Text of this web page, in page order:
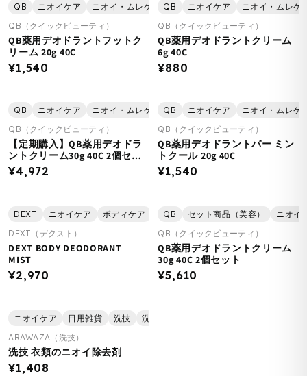
QB ニオイケア ニオイ・ムレケア フットケア
美容
QB（クイックビューティ）
QB薬用デオドラントフットク
リーム 20g 40C
¥1,540
QB ニオイケア
ニオイ・ムレケ
QB（クイックビューティ）
QB薬用デオドラントクリーム
6g 40C
¥880
QB ニオイケア ニオイ・ムレケア フットケア ボディケア
定期
QB（クイックビューティ）
【定期購入】QB薬用デオドラ
ントクリーム30g 40C 2個セッ
ト
¥4,972
QB ニオイケア
ニオイ・ムレケ
QB（クイックビューティ）
QB薬用デオドラントバー ミン
トクール 20g 40C
¥1,540
DEXT ニオイケア ボディケア
美容
DEXT（デクスト）
DEXT BODY DEODORANT
MIST
¥2,970
QB セット商品（美容）
ニオイ
QB（クイックビューティ）
QB薬用デオドラントクリーム
30g 40C 2個セット
¥5,610
ニオイケア 日用雑貨 洗技
洗濯
ARAWAZA（洗技）
洗技 衣類のニオイ除去剤
¥1,408